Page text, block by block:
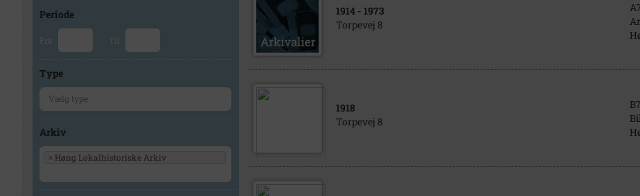
Periode
Fra Til
Type
Arkiv
× Høng Lokalhistoriske Arkiv
1914 - 1973
Torpevej 8
1918
Torpevej 8